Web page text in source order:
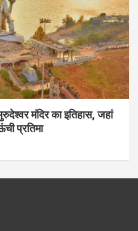
मंदिर का इतिहास, जहां
प्रतिमा